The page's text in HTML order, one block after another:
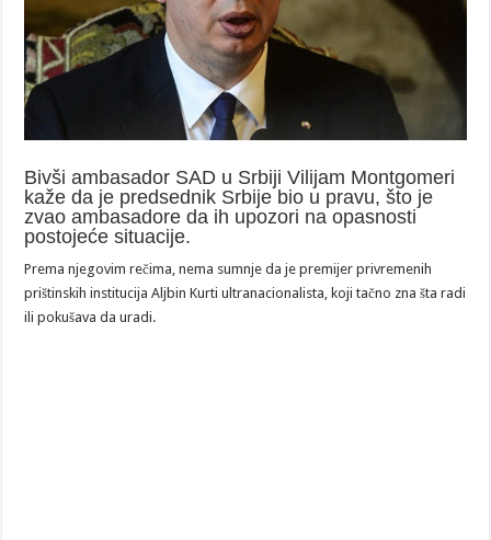
Bivši ambasador SAD u Srbiji Vilijam Montgomeri
kaže da je predsednik Srbije bio u pravu, što je
zvao ambasadore da ih upozori na opasnosti
postojeće situacije.
Prema njegovim rečima, nema sumnje da je premijer privremenih
prištinskih institucija Aljbin Kurti ultranacionalista, koji tačno zna šta radi
ili pokušava da uradi.